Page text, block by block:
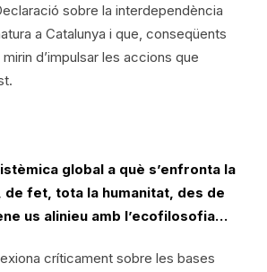
sobre la interdependència
a Catalunya i que, conseqüents
d’impulsar les accions que
global a què s’enfronta la
fet, tota la humanitat, des de
us alinieu amb l’ecofilosofia…
críticament sobre les bases